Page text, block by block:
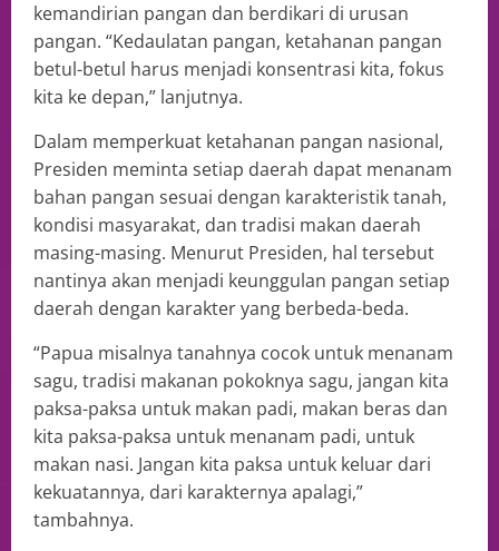
kemandirian pangan dan berdikari di urusan
pangan. “Kedaulatan pangan, ketahanan pangan
betul-betul harus menjadi konsentrasi kita, fokus
kita ke depan,” lanjutnya.
Dalam memperkuat ketahanan pangan nasional,
Presiden meminta setiap daerah dapat menanam
bahan pangan sesuai dengan karakteristik tanah,
kondisi masyarakat, dan tradisi makan daerah
masing-masing. Menurut Presiden, hal tersebut
nantinya akan menjadi keunggulan pangan setiap
daerah dengan karakter yang berbeda-beda.
“Papua misalnya tanahnya cocok untuk menanam
sagu, tradisi makanan pokoknya sagu, jangan kita
paksa-paksa untuk makan padi, makan beras dan
kita paksa-paksa untuk menanam padi, untuk
makan nasi. Jangan kita paksa untuk keluar dari
kekuatannya, dari karakternya apalagi,”
tambahnya.